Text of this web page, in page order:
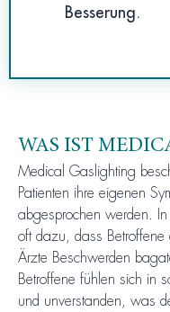
Besserung.
WAS IST
Medical Gaslighting
Patienten ihre eigenen
abgesprochen werden.
oft dazu, dass
Ärzte Beschwerden
Betroffene fühlen sich in
und unverstanden, was